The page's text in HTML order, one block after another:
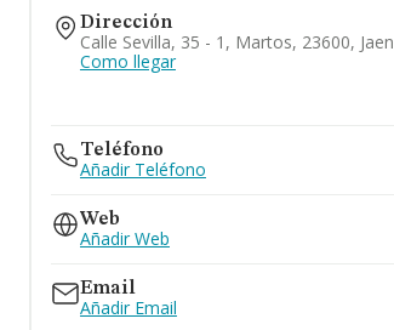
Dirección
Calle Sevilla, 35 - 1, Martos, 23600, Jaen
Como llegar
Teléfono
Añadir Teléfono
Web
Añadir Web
Email
Añadir Email